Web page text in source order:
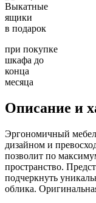
Выкатные
ящики
в подарок
при покупке
шкафа до
конца
месяца
Описание и
Эргономичный
дизайном и
позволит по
пространство.
подчеркнуть
облика.